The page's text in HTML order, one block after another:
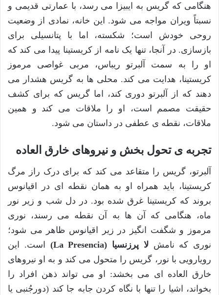
هنگامی که گریس به ایبیزا می رسد، با عمارتی قدیمی و
نسبتاً ویران مواجه می شود. این خانه، نمادی از وضعیت
روحی خودش است؛ شکسته، اما با پتانسیلی برای
بازسازی. در آنجا، تنها یک نامه از کریستینا پیدا می کند که
او را به سمت آلبرتو ریباس، مربی غواصی مرموز
کریستینا، هدایت می کند. محلی ها به گریس هشدار می
دهند که از آلبرتو دوری کند، اما گریس که برای کشف
حقیقت مصمم است، او را ملاقات می کند و همین
ملاقات، نقطه ی عطفی در داستان می شود.
تجربه ی تحول بخش و نیروهای خارق العاده
آلبرتو، گریس را متقاعد می کند که برای درک راز مرگ
کریستینا، باید همراه او به همان نقطه ای در اقیانوس
بروند که کریستینا غرق شده بود. در دل شب و زیر نور
ماه، هنگامی که آن ها به آن نقطه می رسند، نوری
مرموز و شگفت انگیز در زیر اقیانوس ظاهر می شود؛
نوری که نامشلا پرزنسیا (La Presencia)
است. این
رویارویی با نور، گریس را متحول می کند و به او نیروهای
خارق العاده ای می بخشد: او می تواند ذهن افراد را
بخواند، اشیا را تنها با نگاه کردن جابه جا کند (دورجُنبی یا